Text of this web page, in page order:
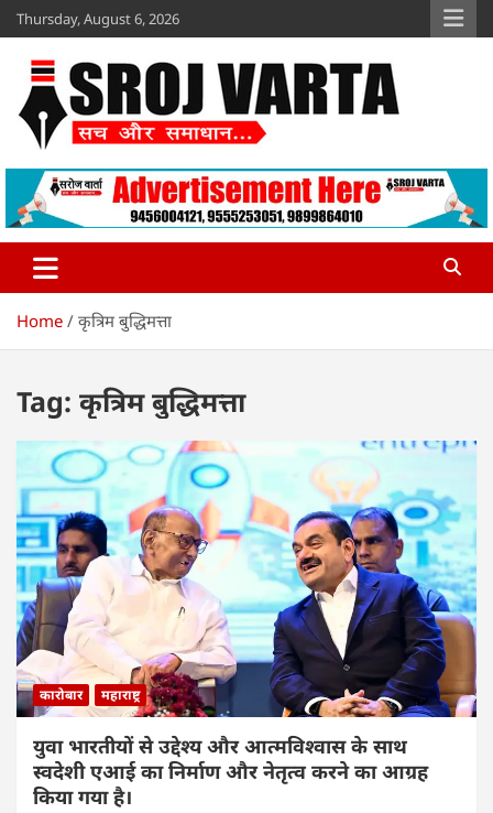
Skip
to
content
Thursday, August 6, 2026
Sroj Varta
www.srojvarta.in
Home कृत्रिम बुद्धिमत्ता
Tag: कृत्रिम बुद्धिमत्ता
कारोबार महाराष्ट्र
युवा भारतीयों से उद्देश्य और आत्मविश्वास के साथ
स्वदेशी एआई का निर्माण और नेतृत्व करने का आग्रह
किया गया है।